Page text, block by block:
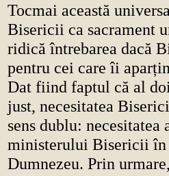
Tocmai această
Bisericii ca sacrament
ridică întrebarea dacă
pentru cei care îi
Dat fiind faptul că al
just, necesitatea
sens dublu: necesitatea
ministerului Bisericii
Dumnezeu. Prin